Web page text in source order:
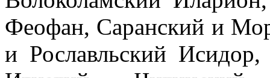
Феофан, Саранский и
и Рославльский